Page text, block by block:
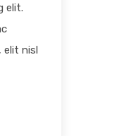
elit.
elit nisl